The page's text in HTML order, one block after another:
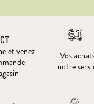
et venez
Vos
notre